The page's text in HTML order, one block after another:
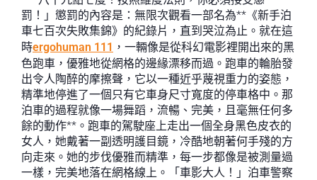
罰！」懲罰的內容是：無限次觀看一部名為**《新手泊
車七百次失敗集錦》的紀錄片，直到哭泣為止。就在這
時ergohuman 111 ，一輛像是從科幻電影裡開出來的黑
色跑車，優雅地從網格的邊緣漂移而過。跑車的輪胎發
出令人陶醉的摩擦聲，它以一種近乎蔑視重力的姿態，
精準地停進了一個只有它車身尺寸寬度的停車格中。那
泊車的過程就像一場舞蹈，流暢、完美，且毫無任何多
餘的動作**。跑車的駕駛座上走出一個全身黑色皮衣的
女人，她戴著一副透明護目鏡，冷酷地朝著何手殘的方
向走來。她的步伐優雅而精準，每一步都像是被測量過
一樣，完美地落在網格線上。「車影大人！」泊車警察